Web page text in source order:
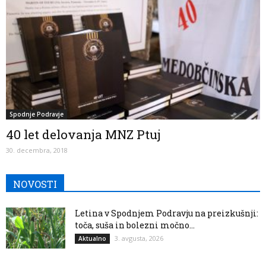
Spodnje Podravje
40 let delovanja MNZ Ptuj
30. decembra, 2018
NOVOSTI
Letina v Spodnjem Podravju na preizkušnji:
toča, suša in bolezni močno...
Aktualno 3. avgusta, 2026